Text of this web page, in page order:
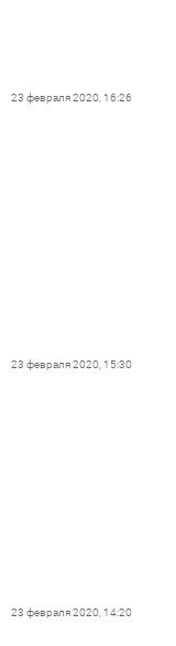
23 февраля 2020, 16:26
23 февраля 2020, 15:30
23 февраля 2020, 14:20